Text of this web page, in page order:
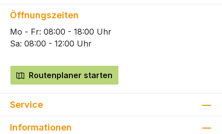
Öffnungszeiten
Mo - Fr: 08:00 - 18:00 Uhr
Sa: 08:00 - 12:00 Uhr
Routenplaner starten
Service
Informationen